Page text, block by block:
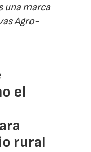
una marca
Agro-
el
rural